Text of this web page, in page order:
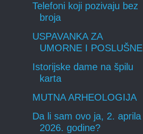
Telefoni koji pozivaju bez
broja
USPAVANKA ZA
UMORNE I POSLUŠNE
Istorijske dame na špilu
karta
MUTNA ARHEOLOGIJA
Da li sam ovo ja, 2. aprila
2026. godine?